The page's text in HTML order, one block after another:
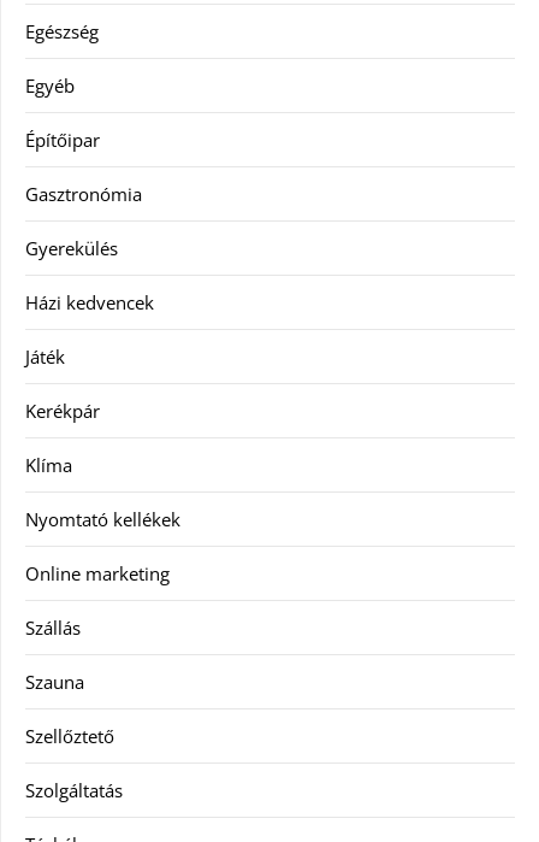
Egészség
Egyéb
Építőipar
Gasztronómia
Gyerekülés
Házi kedvencek
Játék
Kerékpár
Klíma
Nyomtató kellékek
Online marketing
Szállás
Szauna
Szellőztető
Szolgáltatás